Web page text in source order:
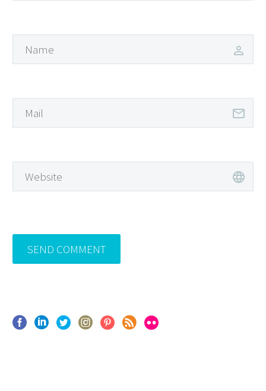
SEND COMMENT